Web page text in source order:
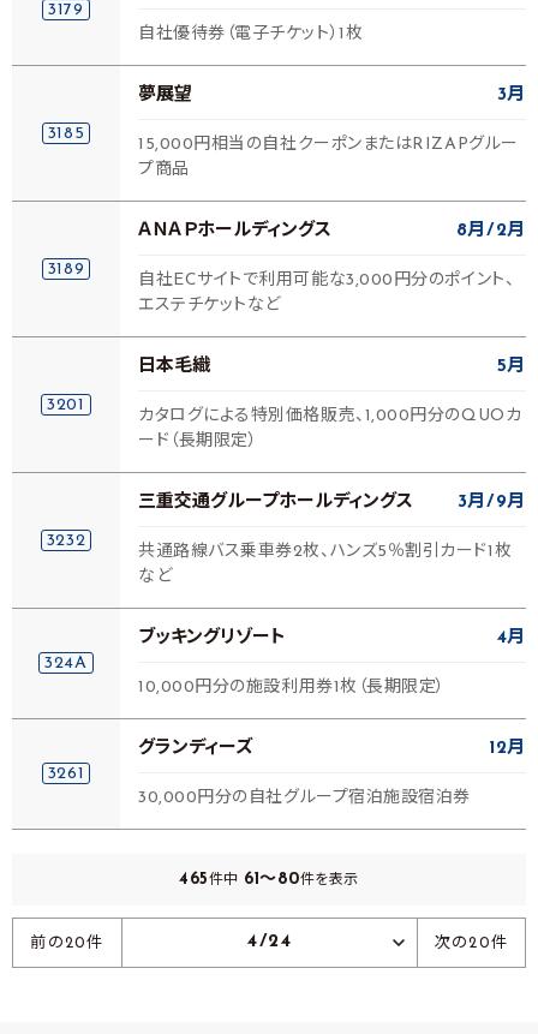
3179
自社優待券（電子チケット）1枚
3185
夢展望 3月
15,000円相当の自社クーポンまたはRIZAPグルー
プ商品
3189
ＡＮＡＰホールディングス 8月 2月
自社ECサイトで利用可能な3,000円分のポイント、
エステチケットなど
3201
日本毛織 5月
カタログによる特別価格販売、1,000円分のQUOカ
ード（長期限定）
3232
三重交通グループホールディングス 3月 9月
共通路線バス乗車券2枚、ハンズ5％割引カード1枚
など
324A
ブッキングリゾート 4月
10,000円分の施設利用券1枚（長期限定）
3261
グランディーズ 12月
30,000円分の自社グループ宿泊施設宿泊券
465件中 61～80件を表示
前の20件 4/24 次の20件